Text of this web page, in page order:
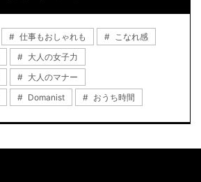
仕事もおしゃれも
こなれ感
大人の女子力
大人のマナー
Domanist おうち時間